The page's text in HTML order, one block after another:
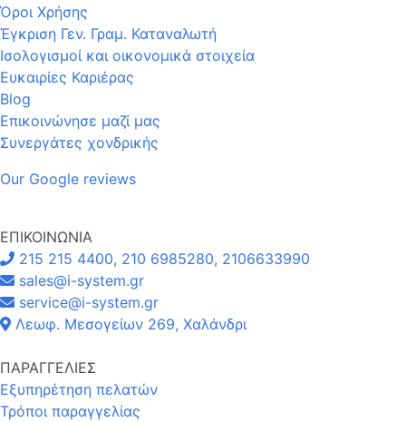
Όροι Χρήσης
Έγκριση Γεν. Γραμ. Καταναλωτή
Ισολογισμοί και οικονομικά στοιχεία
Ευκαιρίες Καριέρας
Blog
Επικοινώνησε μαζί μας
Συνεργάτες χονδρικής
Our Google reviews
ΕΠΙΚΟΙΝΩΝΙΑ
215 215 4400, 210 6985280, 2106633990
sales@i-system.gr
service@i-system.gr
Λεωφ. Μεσογείων 269, Χαλάνδρι
ΠΑΡΑΓΓΕΛΙΕΣ
Εξυπηρέτηση πελατών
Τρόποι παραγγελίας